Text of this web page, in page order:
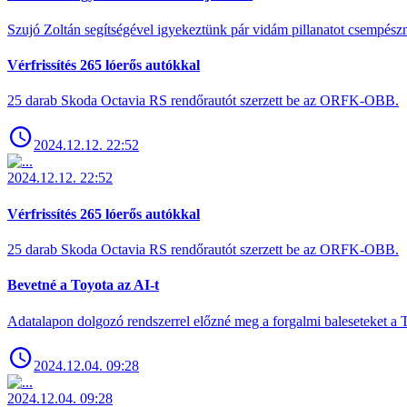
Szujó Zoltán segítségével igyekeztünk pár vidám pillanatot
Vérfrissítés 265 lóerős autókkal
25 darab Skoda Octavia RS rendőrautót szerzett be az ORFK-OBB.
2024.12.12. 22:52
2024.12.12. 22:52
Vérfrissítés 265 lóerős autókkal
25 darab Skoda Octavia RS rendőrautót szerzett be az ORFK-OBB.
Bevetné a Toyota az AI-t
Adatalapon dolgozó rendszerrel előzné meg a forgalmi baleseteket a
2024.12.04. 09:28
2024.12.04. 09:28